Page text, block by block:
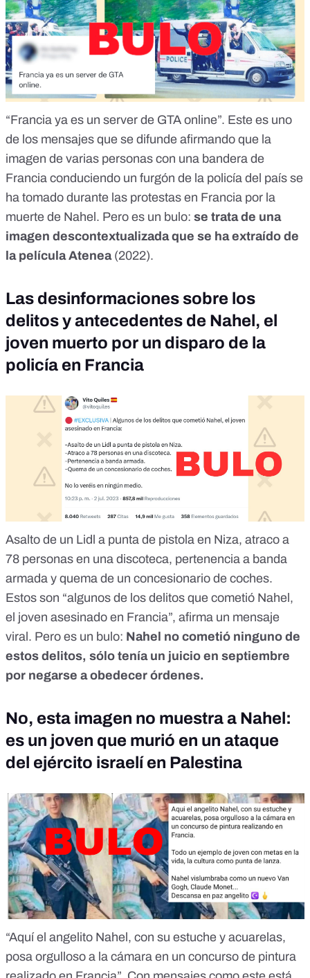
“Francia ya es un server de GTA online”. Este es uno
de los mensajes que se difunde afirmando que la
imagen de varias personas con una bandera de
Francia conduciendo un furgón de la policía del país se
ha tomado durante las protestas en Francia por la
muerte de Nahel. Pero es un bulo: se trata de una
imagen descontextualizada que se ha extraído de
la película Atenea (2022).
Las desinformaciones sobre los
delitos y antecedentes de Nahel, el
joven muerto por un disparo de la
policía en Francia
Asalto de un Lidl a punta de pistola en Niza, atraco a
78 personas en una discoteca, pertenencia a banda
armada y quema de un concesionario de coches.
Estos son “algunos de los delitos que cometió Nahel,
el joven asesinado en Francia”, afirma un mensaje
viral. Pero es un bulo: Nahel no cometió ninguno de
estos delitos, sólo tenía un juicio en septiembre
por negarse a obedecer órdenes.
No, esta imagen no muestra a Nahel:
es un joven que murió en un ataque
del ejército israelí en Palestina
“Aquí el angelito Nahel, con su estuche y acuarelas,
posa orgulloso a la cámara en un concurso de pintura